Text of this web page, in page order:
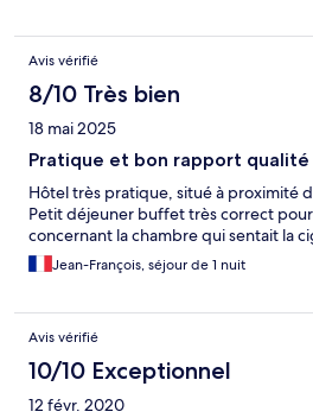
Avis vérifié
8/10 Très bien
18 mai 2025
Pratique et bon rapport qualité
Hôtel très pratique, situé à proximité
Petit déjeuner buffet très correct
concernant la chambre qui sentait la
Jean-François, séjour de 1 nuit
Avis vérifié
10/10 Exceptionnel
12 févr. 2020